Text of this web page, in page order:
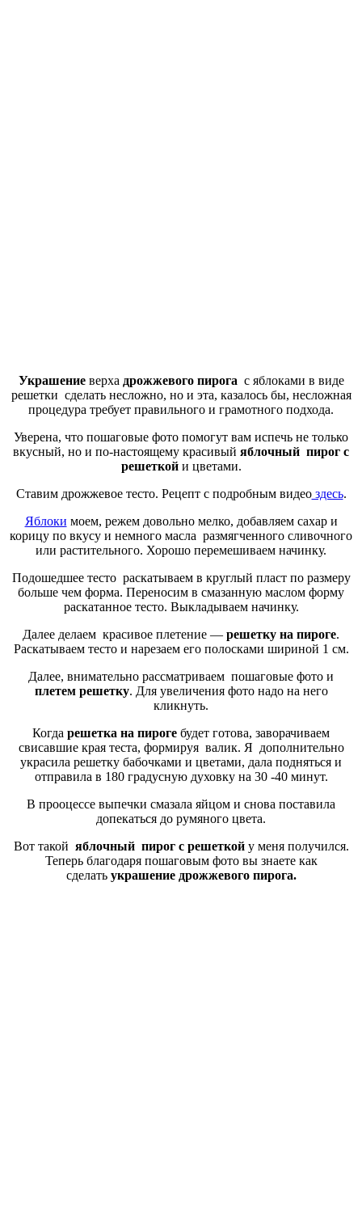
Украшение верха дрожжевого пирога с яблоками в виде
решетки сделать несложно, но и эта, казалось бы, несложная
процедура требует правильного и грамотного подхода.
Уверена, что пошаговые фото помогут вам испечь не только
вкусный, но и по-настоящему красивый яблочный пирог с
решеткойи цветами.
Ставим дрожжевое тесто. Рецепт с подробным видеоздесь.
Яблоки моем, режем довольно мелко, добавляем сахар и
корицу по вкусу и немного масла размягченного сливочного
или растительного. Хорошо перемешиваем начинку.
Подошедшее тесто раскатываем в круглый пласт по размеру
больше чем форма. Переносим в смазанную маслом форму
раскатанное тесто. Выкладываем начинку.
Далее делаем красивое плетение — решетку на пироге.
Раскатываем тесто и нарезаем его полосками шириной 1 см.
Далее, внимательно рассматриваем пошаговые фото и
плетем решетку. Для увеличения фото надо на него
кликнуть.
Когда решетка на пироге будет готова, заворачиваем
свисавшие края теста, формируя валик. Я дополнительно
украсила решетку бабочками и цветами, дала подняться и
отправила в 180 градусную духовку на 30 -40 минут.
В прооцессе выпечки смазала яйцом и снова поставила
допекаться до румяного цвета.
Вот такой яблочный пирог с решеткойу меня получился.
Теперь благодаря пошаговым фото вы знаете как
сделать украшение дрожжевого пирога.